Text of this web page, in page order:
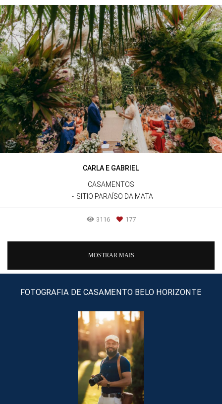
CARLA E GABRIEL
CASAMENTOS
SITIO PARAÍSO DA MATA
3116 177
MOSTRAR MAIS
FOTOGRAFIA DE CASAMENTO BELO HORIZONTE